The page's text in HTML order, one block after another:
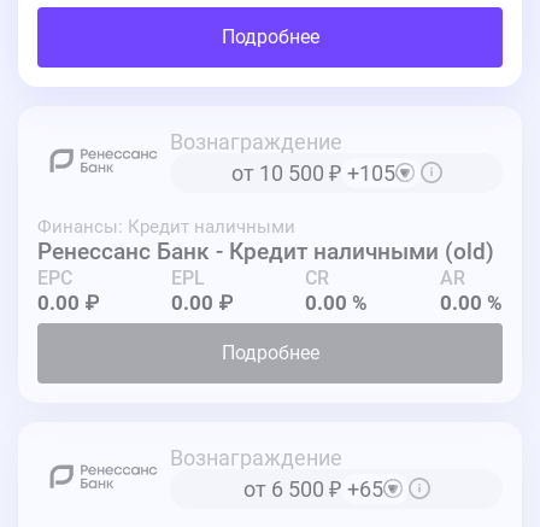
Подробнее
Вознаграждение
от 10 500 ₽ +105
Финансы: Кредит наличными
Ренессанс Банк - Кредит наличными (old)
EPC
0.00 ₽
EPL
0.00 ₽
CR
0.00 %
AR
0.00 %
Подробнее
Вознаграждение
от 6 500 ₽ +65